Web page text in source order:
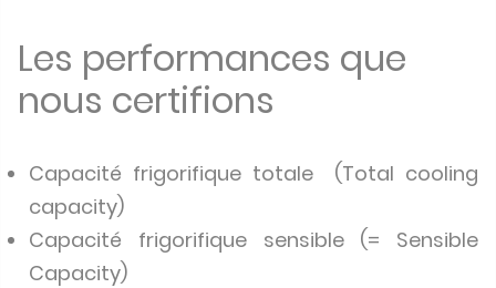
Les performances que
nous certifions
Capacité frigorifique totale (Total cooling
capacity)
Capacité frigorifique sensible (= Sensible
Capacity)